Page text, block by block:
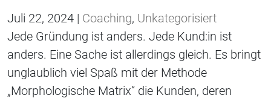
Juli 22, 2024 | Coaching, Unkategorisiert
Jede Gründung ist anders. Jede Kund:in ist
anders. Eine Sache ist allerdings gleich. Es bringt
unglaublich viel Spaß mit der Methode
„Morphologische Matrix“ die Kunden, deren